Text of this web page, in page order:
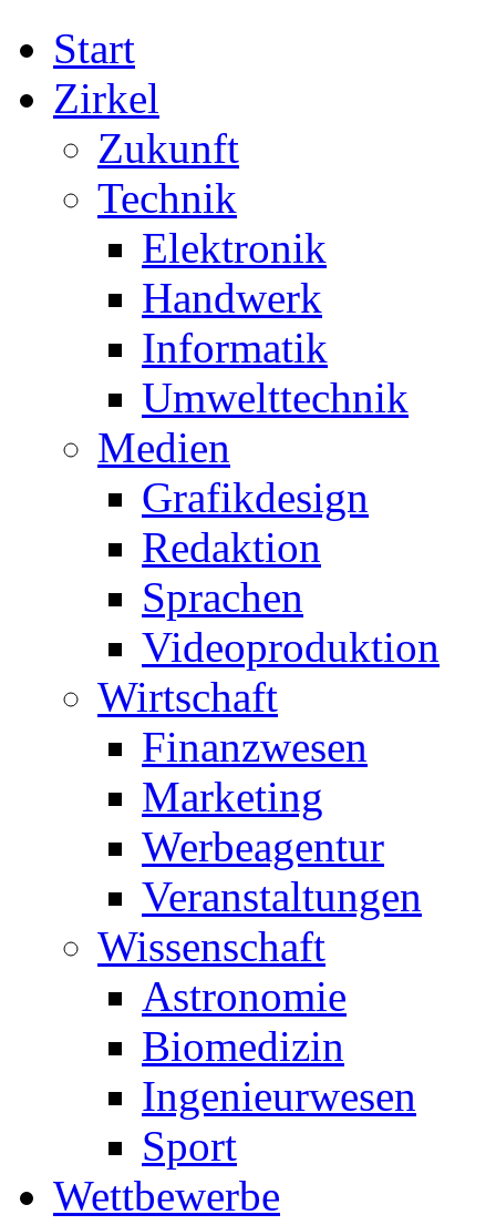
Start
Zirkel
Zukunft
Technik
Elektronik
Handwerk
Informatik
Umwelttechnik
Medien
Grafikdesign
Redaktion
Sprachen
Videoproduktion
Wirtschaft
Finanzwesen
Marketing
Werbeagentur
Veranstaltungen
Wissenschaft
Astronomie
Biomedizin
Ingenieurwesen
Sport
Wettbewerbe